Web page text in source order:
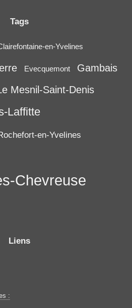
Tags
en-Yvelines
Evecquemont Gambais
Mesnil-Saint-Denis
Laffitte
en-Yvelines
Chevreuse
Liens
: